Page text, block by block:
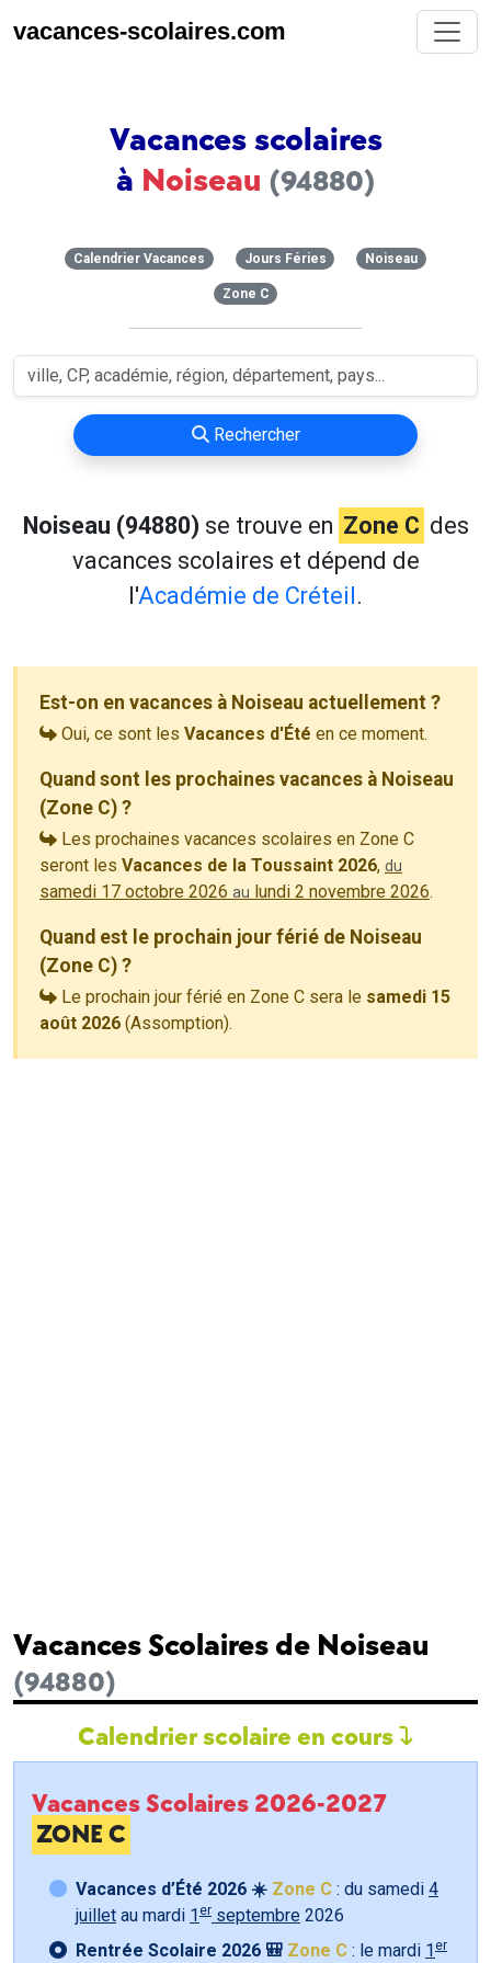
vacances-scolaires.com
Vacances scolaires
à Noiseau (94880)
Calendrier Vacances Jours Féries Noiseau
Zone C
Rechercher
Noiseau (94880) se trouve en Zone C des
vacances scolaires et dépend de
l'Académie de Créteil.
Est-on en vacances à Noiseau actuellement ?
Oui, ce sont les Vacances d'Été en ce moment.
Quand sont les prochaines vacances à Noiseau
(Zone C) ?
Les prochaines vacances scolaires en Zone C
seront les Vacances de la Toussaint 2026, du
samedi 17 octobre 2026 au lundi 2 novembre 2026.
Quand est le prochain jour férié de Noiseau
(Zone C) ?
Le prochain jour férié en Zone C sera le samedi 15
août 2026 (Assomption).
Vacances Scolaires de Noiseau
(94880)
Calendrier scolaire en cours
Vacances Scolaires 2026-2027
ZONE C
Vacances d’Été 2026 ☀️ Zone C : du samedi 4
juillet au mardi 1 er septembre 2026
Rentrée Scolaire 2026 🎒 Zone C : le mardi 1 er